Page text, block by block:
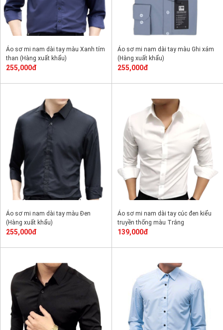
Áo sơ mi nam dài tay màu Xanh tím
than (Hàng xuất khẩu)
255,000đ
Áo sơ mi nam dài tay màu Ghi xám
(Hàng xuất khẩu)
255,000đ
Áo sơ mi nam dài tay màu Đen
(Hàng xuất khẩu)
255,000đ
Áo sơ mi nam dài tay cúc đen kiểu
truyền thống màu Trắng
139,000đ